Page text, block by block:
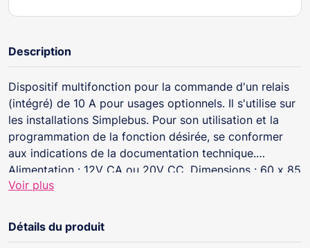
Description
Dispositif multifonction pour la commande d'un relais
(intégré) de 10 A pour usages optionnels. Il s'utilise sur
les installations Simplebus. Pour son utilisation et la
programmation de la fonction désirée, se conformer
aux indications de la documentation technique.
Alimentation : 12V CA ou 20V CC. Dimensions : 60 x 85
x 35 mm (4 modules DIN).
Voir plus
Détails du produit